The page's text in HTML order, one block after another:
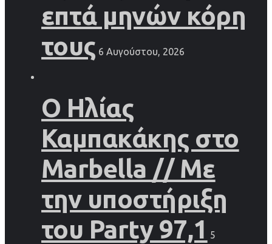
επτά μηνών κόρη
τους 6 Αυγούστου, 2026
Ο Ηλίας
Καμπακάκης στο
Marbella // Με
την υποστήριξη
του Party 97,1
5